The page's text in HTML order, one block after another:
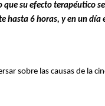
su efecto terapéutico
hasta 6 horas, y en un
sobre las causas de la